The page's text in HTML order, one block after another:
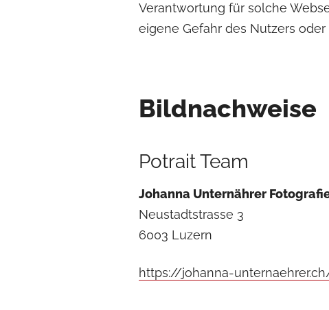
Verantwortung für solche
eigene Gefahr des Nutzers oder
Bildnachweise
Potrait Team
Johanna Unternährer
Neustadtstrasse 3
6003 Luzern
https://johanna-